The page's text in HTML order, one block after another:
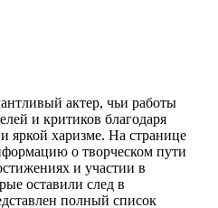
актер, чьи работы
и критиков благодаря
яркой харизме. На странице
о творческом пути
и участии в
оставили след в
полный список